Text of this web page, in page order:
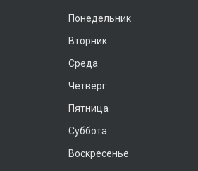
Понедельник
Вторник
Среда
Четверг
Пятница
Суббота
Воскресенье